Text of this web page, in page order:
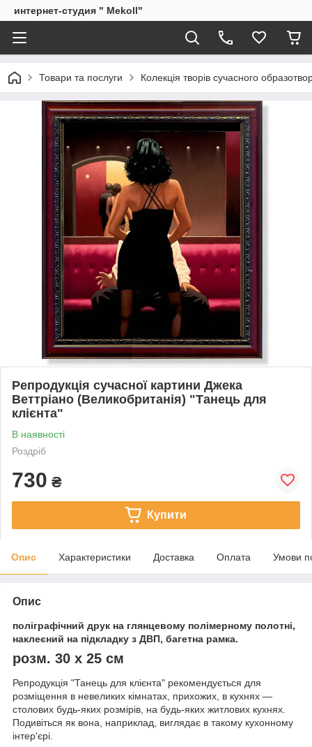
интернет-студия " Mekoll"
Товари та послуги Колекція творів сучасного
Репродукція сучасної картини Джека
Веттріано (Великобританія) "Танець для
клієнта"
В наявності
Роздріб
730 ₴
Купити
Опис Характеристики Доставка Оплата Умови
Опис
поліграфічний друк на глянцевому полімерному полотні,
наклеєний на підкладку з ДВП, багетна рамка.
розм. 30 х 25 см
Репродукція "Танець для клієнта" рекомендується для
розміщення в невеликих кімнатах, прихожих, в кухнях ―
столових будь-яких розмірів, на будь-яких житлових кухнях.
Подивіться як вона, наприклад, виглядає в такому кухонному
інтер'єрі.